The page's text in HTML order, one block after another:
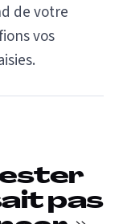
de votre
vos
pas